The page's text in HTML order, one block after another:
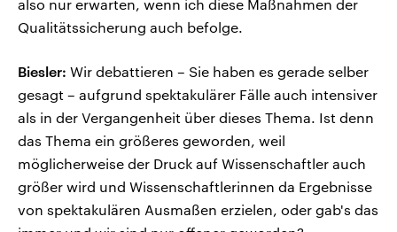
also nur erwarten, wenn ich diese Maßnahmen der
Qualitätssicherung auch befolge.
Biesler: Wir debattieren – Sie haben es gerade selber
gesagt – aufgrund spektakulärer Fälle auch intensiver
als in der Vergangenheit über dieses Thema. Ist denn
das Thema ein größeres geworden, weil
möglicherweise der Druck auf Wissenschaftler auch
größer wird und Wissenschaftlerinnen da Ergebnisse
von spektakulären Ausmaßen erzielen, oder gab's das